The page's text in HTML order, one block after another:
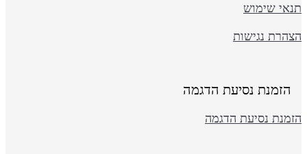
שימוש
נגישות
הזמנת נסיעת הדגמה
נסיעת הדגמה